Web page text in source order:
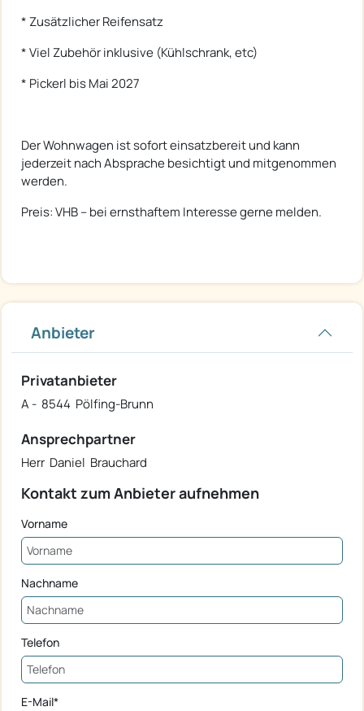
* Zusätzlicher Reifensatz
* Viel Zubehör inklusive (Kühlschrank, etc)
* Pickerl bis Mai 2027
Der Wohnwagen ist sofort einsatzbereit und kann
jederzeit nach Absprache besichtigt und mitgenommen
werden.
Preis: VHB – bei ernsthaftem Interesse gerne melden.
Anbieter
Privatanbieter
A - 8544 Pölfing-Brunn
Ansprechpartner
Herr Daniel Brauchard
Kontakt zum Anbieter aufnehmen
Vorname
Nachname
Telefon
E-Mail*